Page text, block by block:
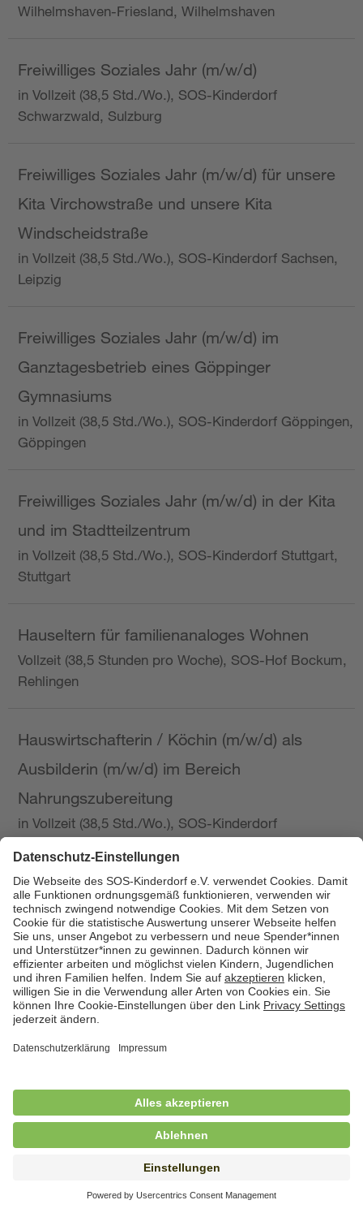
Wilhelmshaven-Friesland, Wilhelmshaven
Freiwilliges Soziales Jahr (m/w/d)
in Vollzeit (38,5 Std./Wo.), SOS-Kinderdorf
Schwarzwald, Sulzburg
Freiwilliges Soziales Jahr (m/w/d) für unsere
Kita Virchowstraße und unsere Kita
Windscheidstraße
in Vollzeit (38,5 Std./Wo.), SOS-Kinderdorf Sachsen,
Leipzig
Freiwilliges Soziales Jahr (m/w/d) im
Ganztagesbetrieb eines Göppinger
Gymnasiums
in Vollzeit (38,5 Std./Wo.), SOS-Kinderdorf Göppingen,
Göppingen
Freiwilliges Soziales Jahr (m/w/d) in der Kita
und im Stadtteilzentrum
in Vollzeit (38,5 Std./Wo.), SOS-Kinderdorf Stuttgart,
Stuttgart
Hauseltern für familienanaloges Wohnen
Vollzeit (38,5 Stunden pro Woche), SOS-Hof Bockum,
Rehlingen
Hauswirtschafterin / Köchin (m/w/d) als
Ausbilderin (m/w/d) im Bereich
Nahrungszubereitung
in Vollzeit (38,5 Std./Wo.), SOS-Kinderdorf
Hauswirtschaftskraft (m/w/d)
in Teilzeit (mind. 20 - max. 30 Std./.Wo.), SOS-
Kinderdorf Essen, Essen
Hauswirtschaftskraft (m/w/d)
Kinderdorf Dortmund, Hagen
Hauswirtschaftskraft (m/w/d) für
in unbefristeter Anstellung, Teilzeit (19,25 Std./Wo.),